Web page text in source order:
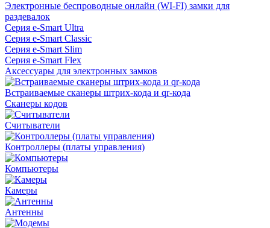
Электронные беспроводные онлайн (WI-FI) замки для
раздевалок
Серия e-Smart Ultra
Серия e-Smart Classic
Серия e-Smart Slim
Серия e-Smart Flex
Аксессуары для электронных замков
Встраиваемые сканеры штрих-кода и qr-кода
Сканеры кодов
Считыватели
Контроллеры (платы управления)
Компьютеры
Камеры
Антенны